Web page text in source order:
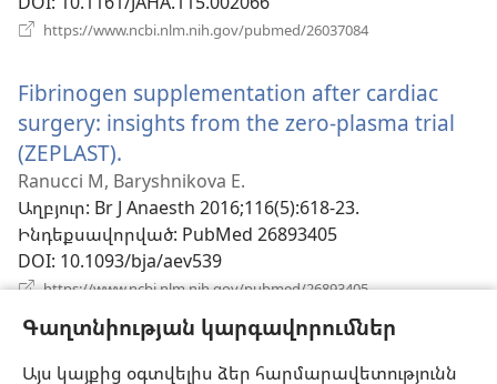
Գաղտնիության կարգավորումներ
Այս կայքից օգտվելիս ձեր հարմարավետությունն
https://www.ncbi.nlm.nih.gov/pubmed/26037084
պատուհան)
Fibrinogen supplementation after cardiac
surgery: insights from the zero-plasma trial
(ZEPLAST).
է
նոր
պատուհան)
Ranucci M, Baryshnikova E.
Աղբյուր‎: Br J Anaesth 2016;116(5):618-23.
Ինդեքսավորված‎: PubMed 26893405
DOI‎: 10.1093/bja/aev539
https://www.ncbi.nlm.nih.gov/pubmed/26893405(բացվում
նոր
պատուհան)